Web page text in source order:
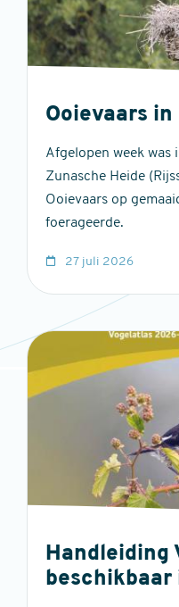
Ooievaars in
Afgelopen week was
Zunasche Heide
Ooievaars op
foerageerde.
27 juli 2026
Handleiding
beschikbaar